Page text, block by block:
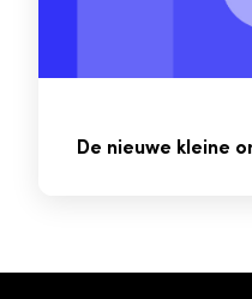
De nieuwe kleine